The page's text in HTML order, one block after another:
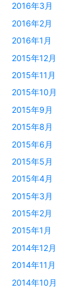
2016年3月
2016年2月
2016年1月
2015年12月
2015年11月
2015年10月
2015年9月
2015年8月
2015年6月
2015年5月
2015年4月
2015年3月
2015年2月
2015年1月
2014年12月
2014年11月
2014年10月